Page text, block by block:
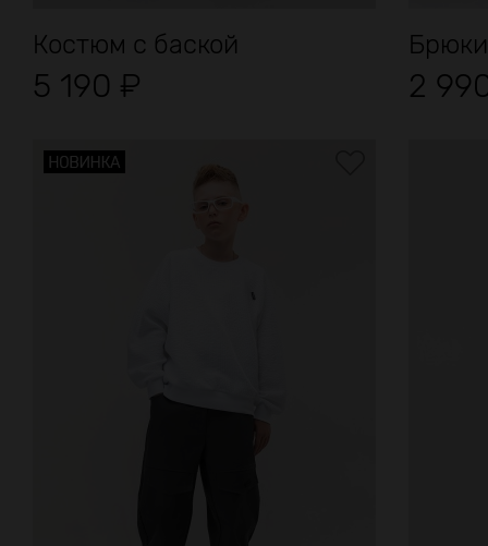
Костюм с баской
5 190 ₽ 2